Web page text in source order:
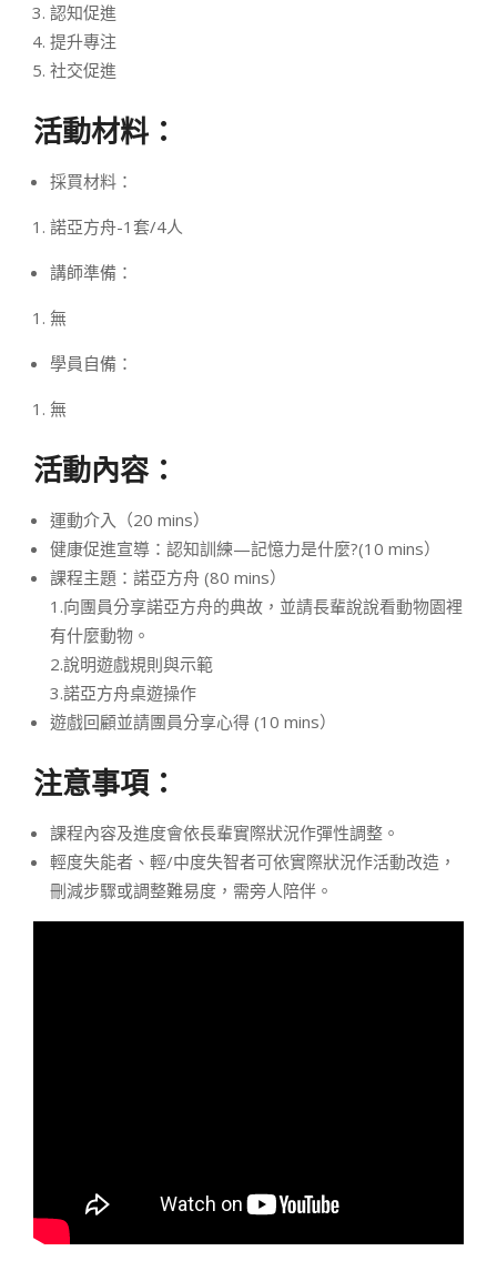
認知促進
提升專注
社交促進
活動材料：
採買材料：
諾亞方舟-1套/4人
講師準備：
無
學員自備：
無
活動內容：
運動介入（20 mins）
健康促進宣導：認知訓練—記憶力是什麼?(10 mins）
課程主題：諾亞方舟 (80 mins）
1.向團員分享諾亞方舟的典故，並請長輩說說看動物園裡
有什麼動物。
2.說明遊戲規則與示範
3.諾亞方舟桌遊操作
遊戲回顧並請團員分享心得 (10 mins）
注意事項：
課程內容及進度會依長輩實際狀況作彈性調整。
輕度失能者、輕/中度失智者可依實際狀況作活動改造，
刪減步驟或調整難易度，需旁人陪伴。